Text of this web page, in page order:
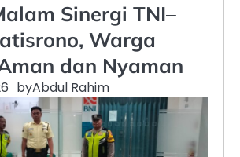
Sinergi TNI–
Warga
dan Nyaman
byAbdul Rahim